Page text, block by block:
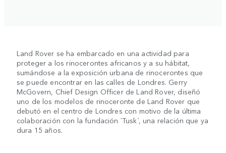
Land Rover se ha embarcado en una actividad para
proteger a los rinocerontes africanos y a su hábitat,
sumándose a la exposición urbana de rinocerontes que
se puede encontrar en las calles de Londres. Gerry
McGovern, Chief Design Officer de Land Rover, diseñó
uno de los modelos de rinoceronte de Land Rover que
debutó en el centro de Londres con motivo de la última
colaboración con la fundación `Tusk´, una relación que ya
dura 15 años.